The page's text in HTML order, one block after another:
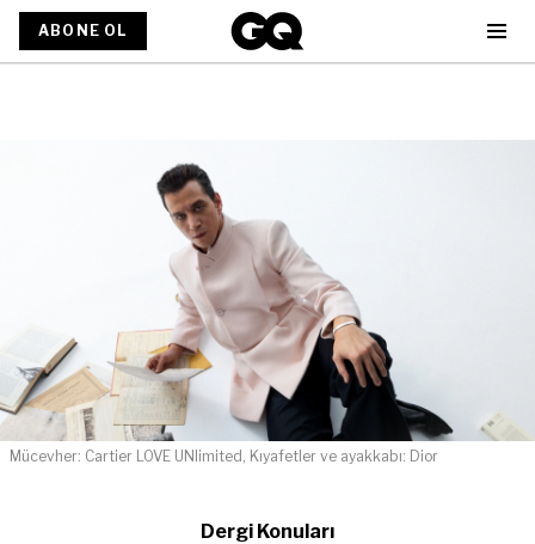
ABONE OL
Mücevher: Cartier LOVE UNlimited, Kıyafetler ve ayakkabı: Dior
Dergi Konuları